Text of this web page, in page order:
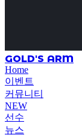
GOLD'S ARM
Home
이벤트
커뮤니티
NEW
선수
뉴스